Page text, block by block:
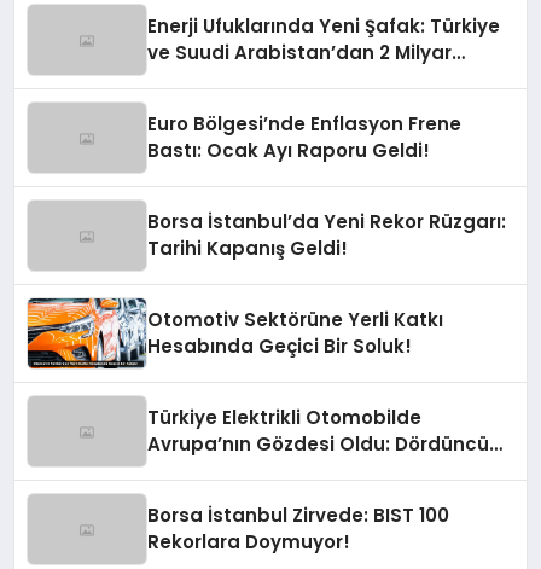
Enerji Ufuklarında Yeni Şafak: Türkiye
ve Suudi Arabistan’dan 2 Milyar
Euro Bölgesi’nde Enflasyon Frene
Bastı: Ocak Ayı Raporu Geldi!
Borsa İstanbul’da Yeni Rekor Rüzgarı:
Tarihi Kapanış Geldi!
Otomotiv Sektörüne Yerli Katkı
Hesabında Geçici Bir Soluk!
Türkiye Elektrikli Otomobilde
Avrupa’nın Gözdesi Oldu: Dördüncü
Borsa İstanbul Zirvede: BIST 100
Rekorlara Doymuyor!